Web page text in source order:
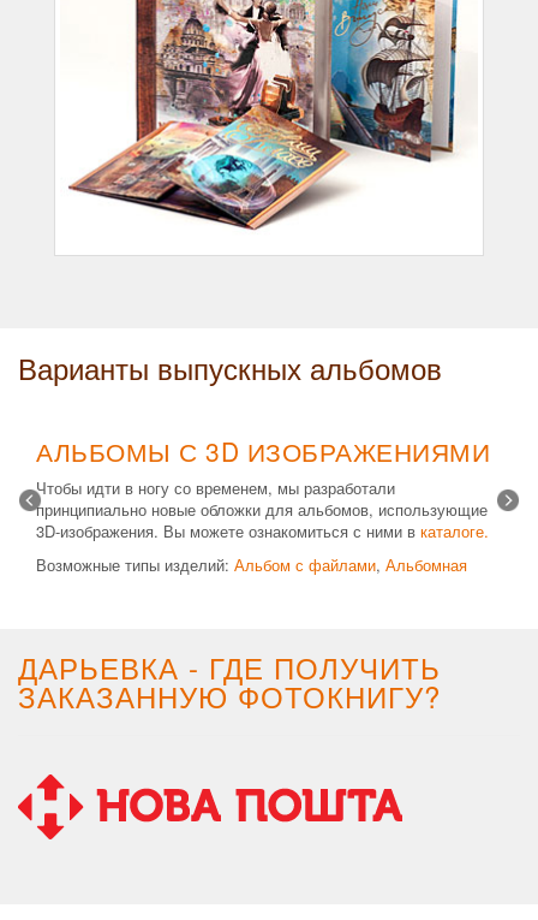
Варианты выпускных альбомов
АЛЬБОМЫ С 3D ИЗОБРАЖЕНИЯМИ
Чтобы идти в ногу со временем, мы разработали
принципиально новые обложки для альбомов, использующие
3D-изображения. Вы можете ознакомиться с ними в каталоге.
Возможные типы изделий: Альбом с файлами, Альбомная
ДАРЬЕВКА - ГДЕ ПОЛУЧИТЬ
ЗАКАЗАННУЮ ФОТОКНИГУ?